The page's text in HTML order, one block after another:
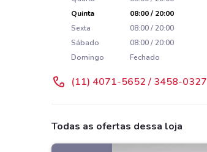
Quinta
08:00 / 20:00
Sexta
08:00 / 20:00
Sábado
08:00 / 20:00
Domingo
Fechado
(11) 4071-5652 / 3458-0327
Todas as ofertas dessa loja